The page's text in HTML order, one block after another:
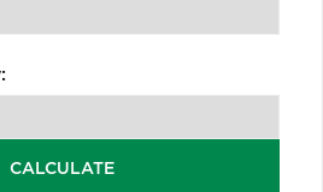
CALCULATE